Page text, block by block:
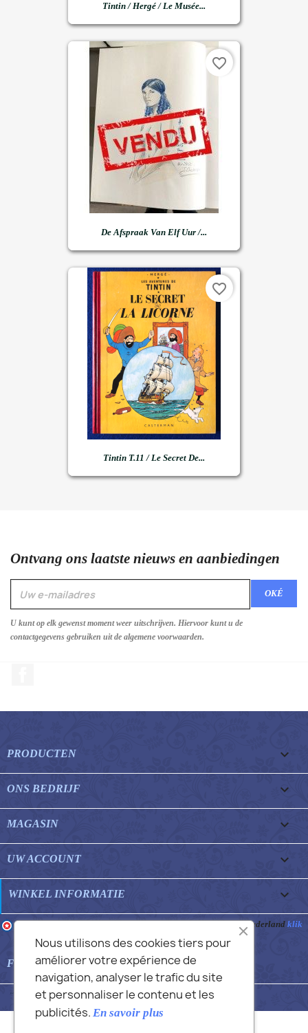
Tintin / Hergé / Le Musée...
De Afspraak Van Elf Uur /...
favorite_border
Tintin T.11 / Le Secret De...
favorite_border
Ontvang ons laatste nieuws en aanbiedingen
U kunt op elk gewenst moment weer uitschrijven. Hiervoor kunt u de
contactgegevens gebruiken uit de algemene voorwaarden.
PRODUCTEN 
ONS BEDRIJF 
MAGASIN 
UW ACCOUNT 
WINKEL INFORMATIE keyboard_arrow_down
Merchant goedgekeurd door Gegarandeerde Beoordelingen Nederland klik
hier om het attest te tonen
FEATURED FAQS 
© 2026 - Commans Alex
Nous utilisons des cookies tiers pour
améliorer votre expérience de
navigation, analyser le trafic du site
et personnaliser le contenu et les
publicités. En savoir plus